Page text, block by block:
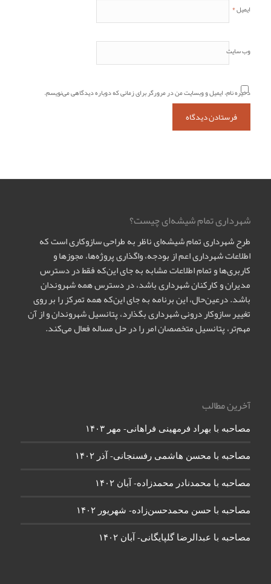
ایمیل*
وب‌ سایت
ذخیره نام، ایمیل و وبسایت من در مرورگر برای زمانی که دوباره دیدگاهی می‌نویسم.
شهرداری تمام شیشه‌ای چیست؟
طرح شهرداری تمام شیشه‌ای ناظر به طراحی سازوکاری است که
اطلاعات شهرداری اعم از بودجه، واگذاری پروژه‌ها، مجوزها و
کاربری‌ها و تمام اطلاعات مشابه به جای این‌که فقط در دسترس
مدیران و کارکنان شهرداری باشد، در دسترس همه شهروندان
باشد. درعین‌حال، این برنامه به جای این‌که همه تمرکز را بر روی
تغییر سازوکار درونی شهرداری بگذارد، پتانسیل شهروندان و از آن
مهم‌تر، پتانسیل متخصصان امر را در حل مساله فعال می‌کند.
آخرین مطالب
مصاحبه با بهراد فرمهینی فراهانی- مهر ۱۴۰۳
مصاحبه با محسن هاشمی رفسنجانی- آذر ۱۴۰۲
مصاحبه با محمدنادر محمدزاده- آبان ۱۴۰۲
مصاحبه با حسن محمدحسن‌زاده- شهریور ۱۴۰۲
مصاحبه با عبدالرضا گلپایگانی- آبان ۱۴۰۲